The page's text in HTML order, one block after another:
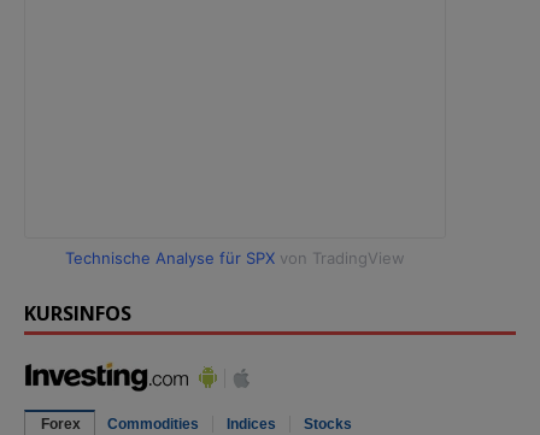
Technische Analyse für SPX von TradingView
KURSINFOS